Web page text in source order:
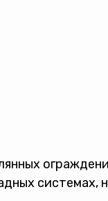
системах,